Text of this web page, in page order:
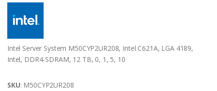
Intel Server System M50CYP2UR208, Intel C621A, LGA 4189,
Intel, DDR4-SDRAM, 12 TB, 0, 1, 5, 10
SKU: M50CYP2UR208